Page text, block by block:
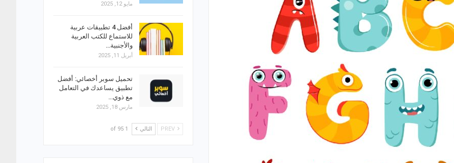
مايو 12, 2025
أفضل 4 تطبيقات عربية
للاستماع للكتب العربية
والأجنبية…
أبريل 11, 2025
تحميل سوبر أخصائي: أفضل
تطبيق يساعدك في التعامل
مع ذوي…
مارس 18, 2025
التالي 1 of 95